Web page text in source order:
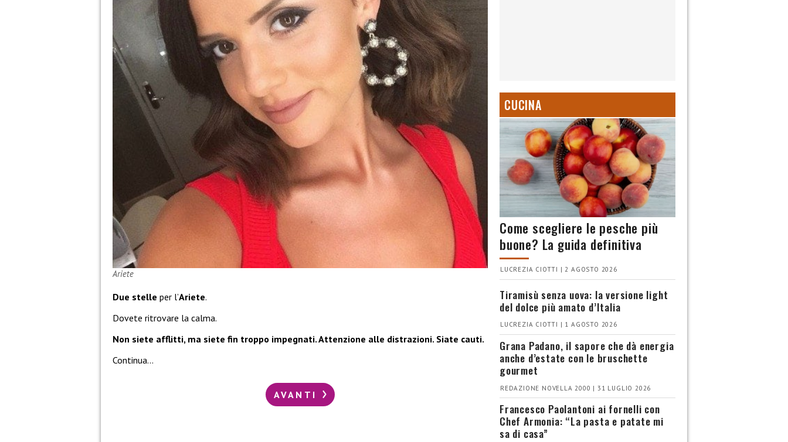
Ariete
Due stelle per l’Ariete.
Dovete ritrovare la calma.
Non siete afflitti, ma siete fin troppo impegnati. Attenzione alle distrazioni. Siate cauti.
Continua…
AVANTI
CUCINA
Come scegliere le pesche più
buone? La guida definitiva
LUCREZIA CIOTTI | 2 AGOSTO 2026
Tiramisù senza uova: la versione light
del dolce più amato d’Italia
LUCREZIA CIOTTI | 1 AGOSTO 2026
Grana Padano, il sapore che dà energia
anche d’estate con le bruschette
gourmet
REDAZIONE NOVELLA 2000 | 31 LUGLIO 2026
Francesco Paolantoni ai fornelli con
Chef Armonia: “La pasta e patate mi
sa di casa”